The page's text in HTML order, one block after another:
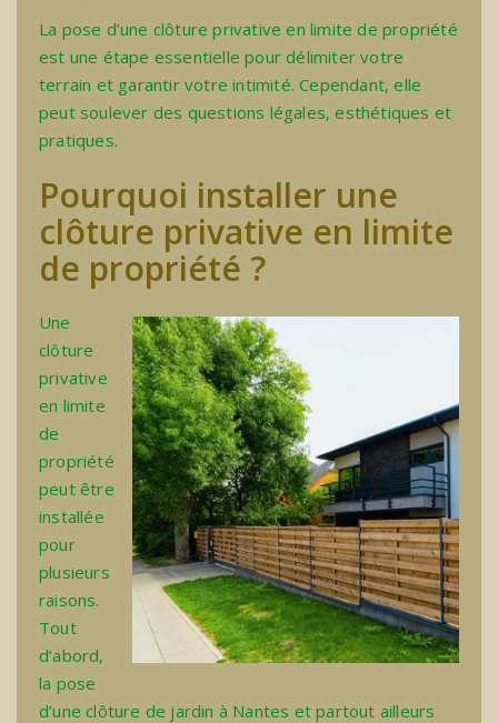
La pose d’une clôture privative en limite de propriété
est une étape essentielle pour délimiter votre
terrain et garantir votre intimité. Cependant, elle
peut soulever des questions légales, esthétiques et
pratiques.
Pourquoi installer une
clôture privative en limite
de propriété ?
Une
clôture
privative
en limite
de
propriété
peut être
installée
pour
plusieurs
raisons.
Tout
d’abord,
la pose
d’une clôture de jardin à Nantes et partout ailleurs